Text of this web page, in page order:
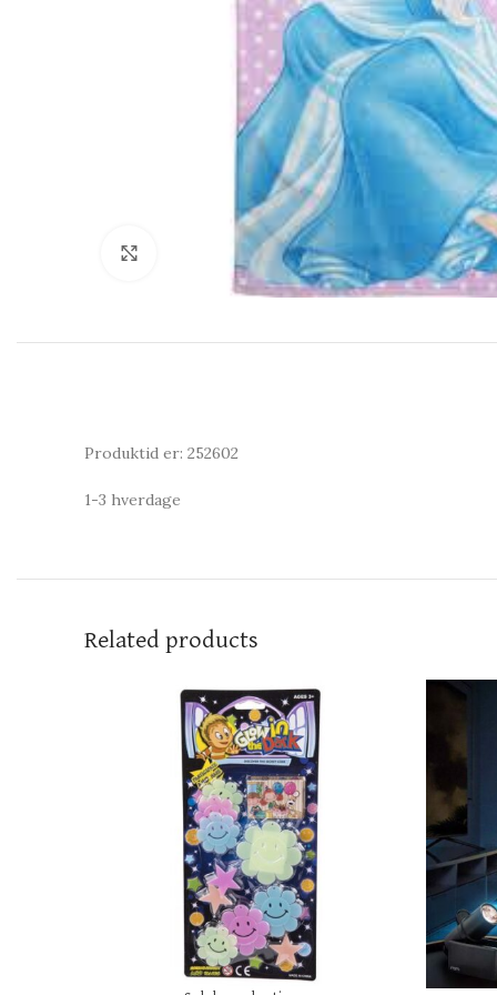
Click to enlarge
Produktid er: 252602
1-3 hverdage
Related products